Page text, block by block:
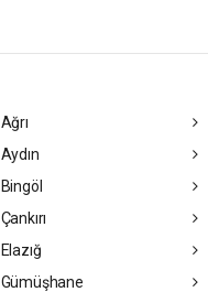
Ağrı
Aydın
Bingöl
Çankırı
Elazığ
Gümüşhane